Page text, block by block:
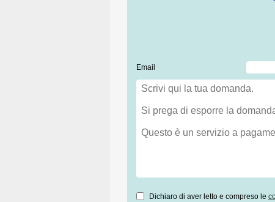
Email
Dichiaro di aver letto e compreso le